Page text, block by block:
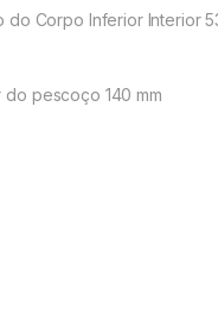
do Corpo Inferior Interior
do pescoço 140 mm